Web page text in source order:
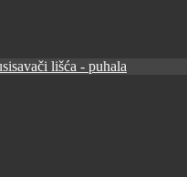
lišća - puhala